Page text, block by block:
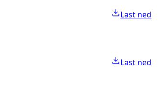
Last ned
Last ned